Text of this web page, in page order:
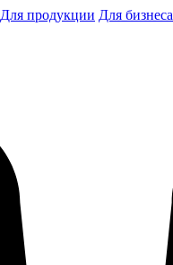
Для продукции Для бизнеса